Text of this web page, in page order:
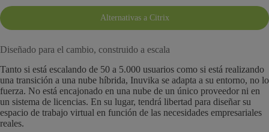
Alternativas a Citrix
Diseñado para el cambio, construido a escala
Tanto si está escalando de 50 a 5.000 usuarios como si está realizando
una transición a una nube híbrida, Inuvika se adapta a su entorno, no lo
fuerza. No está encajonado en una nube de un único proveedor ni en
un sistema de licencias. En su lugar, tendrá libertad para diseñar su
espacio de trabajo virtual en función de las necesidades empresariales
reales.